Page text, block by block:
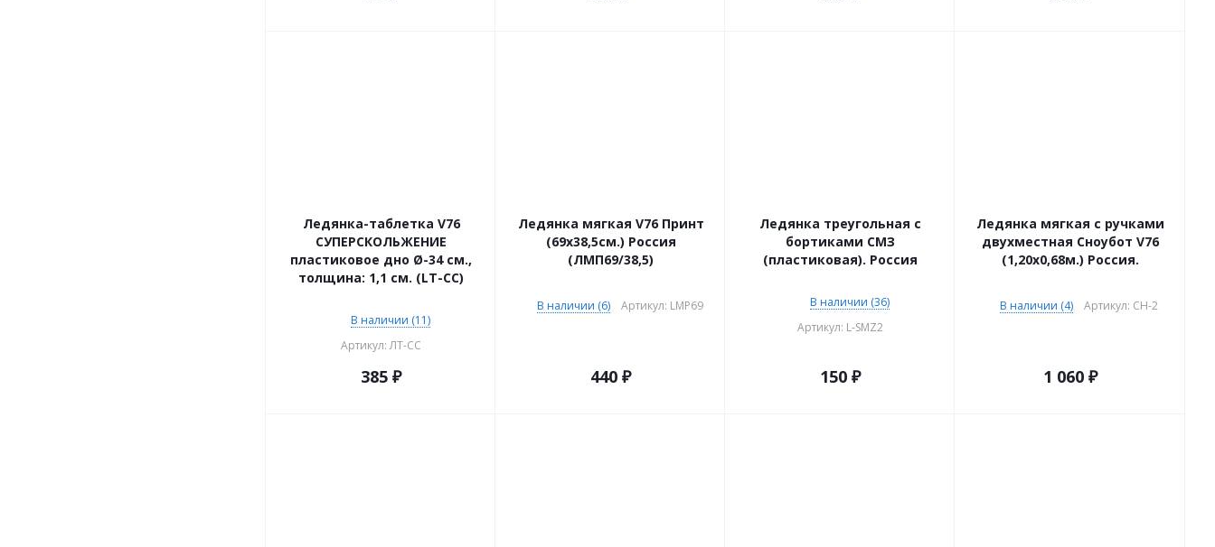
Ледянка-таблетка V76
СУПЕРСКОЛЬЖЕНИЕ
пластиковое дно Ø-34 см.,
толщина: 1,1 см. (LT-CC)
В наличии (11)
Артикул: ЛТ-СС
385 ₽
Ледянка мягкая V76 Принт
(69х38,5см.) Россия
(ЛМП69/38,5)
В наличии (6) Артикул: LMP69
440 ₽
Ледянка треугольная с
бортиками СМЗ
(пластиковая). Россия
В наличии (36)
Артикул: L-SMZ2
150 ₽
Ледянка мягкая с ручками
двухместная Сноубот V76
(1,20х0,68м.) Россия.
В наличии (4) Артикул: CH-2
1 060₽